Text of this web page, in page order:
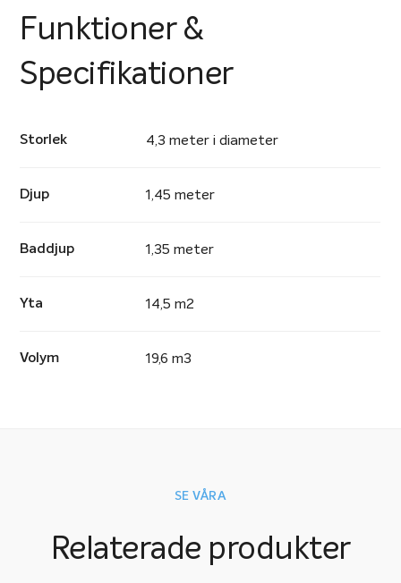
Funktioner &
Specifikationer
Storlek 4,3 meter i diameter
Djup 1,45 meter
Baddjup 1,35 meter
Yta 14,5 m2
Volym 19,6 m3
SE VÅRA
Relaterade produkter